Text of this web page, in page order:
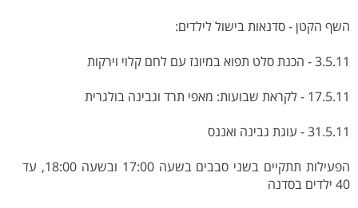
השף הקטן - סדנאות בישול לילדים:
3.5.11 - הכנת סלט תפוא במיונז עם לחם קלוי וירקות
17.5.11 - לקראת שבועות: מאפי תרד וגבינה בולגרית
31.5.11 - עוגת גבינה ואננס
הפעילות תתקיים בשני סבבים בשעה 17:00 ובשעה 18:00, עד
40 ילדים בסדנה